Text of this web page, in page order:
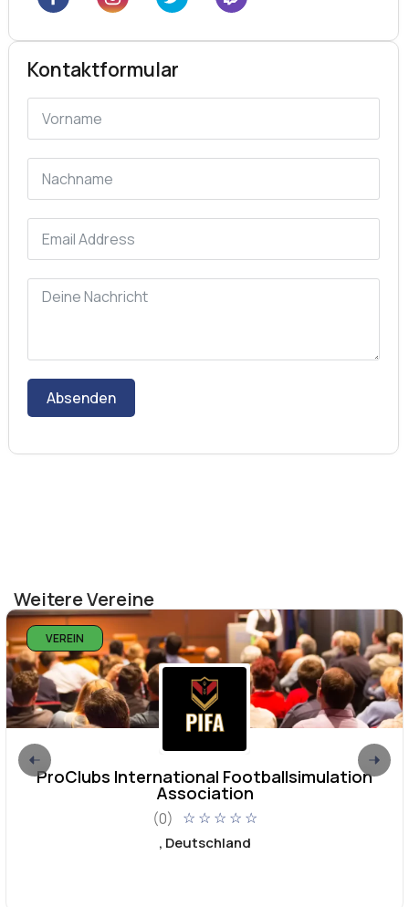
Kontaktformular
Absenden
Weitere Vereine
VEREIN
ProClubs International Footballsimulation
Association
(0) ☆ ☆ ☆ ☆ ☆
, Deutschland